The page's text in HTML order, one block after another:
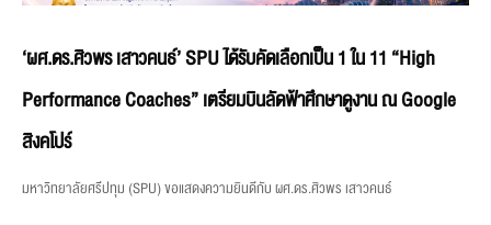
‘ผศ.ดร.ศิวพร เสาวคนธ์’ SPU ได้รับคัดเลือกเป็น 1 ใน 11 “High
Performance Coaches” เตรียมบินลัดฟ้าศึกษาดูงาน ณ Google
สิงคโปร์
มหาวิทยาลัยศรีปทุม (SPU) ขอแสดงความยินดีกับ ผศ.ดร.ศิวพร เสาวคนธ์